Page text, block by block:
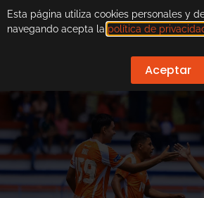
Esta página utiliza cookies personales y
navegando acepta la política de
Aceptar